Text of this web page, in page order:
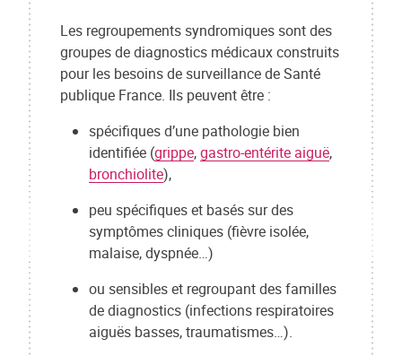
Les regroupements syndromiques sont des
groupes de diagnostics médicaux construits
pour les besoins de surveillance de Santé
publique France. Ils peuvent être :
spécifiques d’une pathologie bien
identifiée (grippe,gastro-entérite aiguë,
bronchiolite),
peu spécifiques et basés sur des
symptômes cliniques (fièvre isolée,
malaise, dyspnée…)
ou sensibles et regroupant des familles
de diagnostics (infections respiratoires
aiguës basses, traumatismes…).